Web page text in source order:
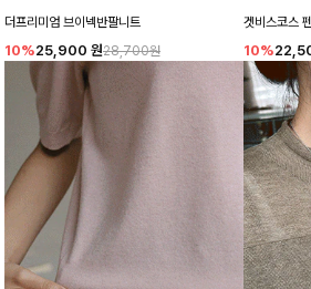
더프리미엄 브이넥반팔니트
10%25,900 원28,700원
겟비스코스
10%